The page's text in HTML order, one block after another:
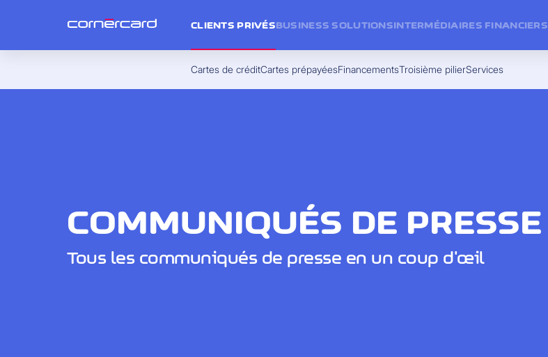
COMMUNIQUÉS DE PRESSE
Tous les communiqués de presse en un coup d'œil
CLIENTS PRIVÉS
Cartes de créditCartes prépayéesFinancementsTroisième pilierServices
BUSINESS SOLUTIONSINTERMÉDIAIRES FINANCIERS